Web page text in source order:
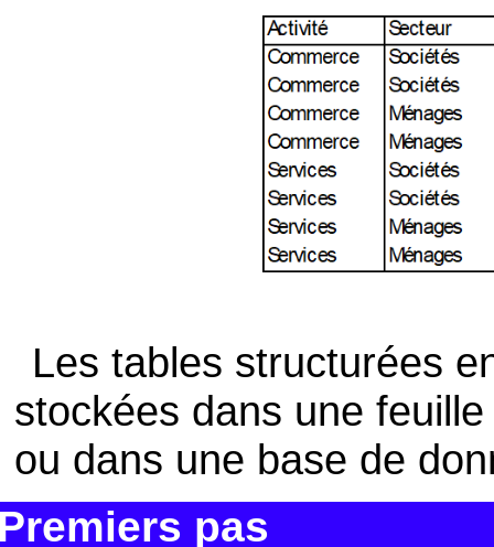
Les tables structurées
stockées dans une
ou dans une base de
pas